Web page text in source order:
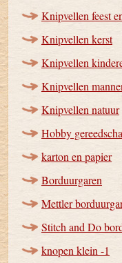
Knipvellen feest
Knipvellen kerst
Knipvellen
Knipvellen
Knipvellen natuur
Hobby
karton en papier
Borduurgaren
Mettler
Stitch and Do
knopen klein -1